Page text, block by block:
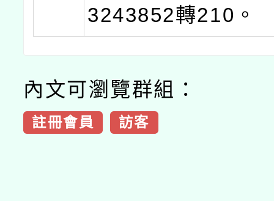
3243852轉210。
內文可瀏覽群組：
註冊會員 訪客